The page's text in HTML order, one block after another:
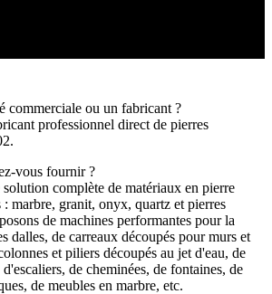
commerciale ou un fabricant ?
professionnel direct de pierres
vous fournir ?
complète de matériaux en pierre
marbre, granit, onyx, quartz et pierres
de machines performantes pour la
dalles, de carreaux découpés pour murs et
et piliers découpés au jet d'eau, de
de cheminées, de fontaines, de
de meubles en marbre, etc.